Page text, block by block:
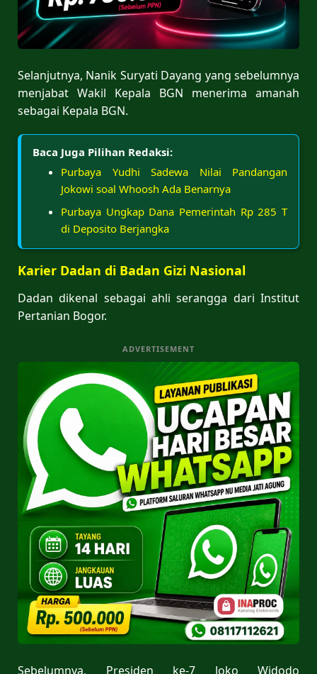
Selanjutnya, Nanik Suryati Dayang yang sebelumnya
menjabat Wakil Kepala BGN menerima amanah
sebagai Kepala BGN.
Baca Juga Pilihan Redaksi:
Purbaya Yudhi Sadewa Nilai Pandangan
Jokowi soal Whoosh Ada Benarnya
Purbaya Ungkap Dana Pemerintah Rp 285 T
di Deposito Berjangka
Karier Dadan di Badan Gizi Nasional
Dadan dikenal sebagai ahli serangga dari Institut
Pertanian Bogor.
ADVERTISEMENT
Sebelumnya, Presiden ke-7 Joko Widodo